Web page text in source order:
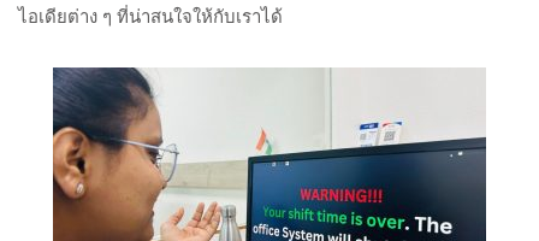
ไอเดียต่าง ๆ ที่น่าสนใจให้กับเราได้